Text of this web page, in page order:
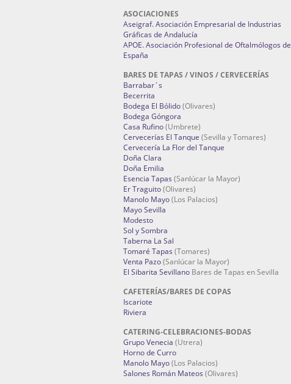
ASOCIACIONES
Aseigraf. Asociación Empresarial de Industrias
Gráficas de Andalucía
APOE. Asociación Profesional de Oftalmólogos de
España
BARES DE TAPAS / VINOS / CERVECERÍAS
Barrabar´s
Becerrita
Bodega El Bólido(Olivares)
Bodega Góngora
Casa Rufino(Umbrete)
Cervecerías El Tanque (Sevilla y Tomares)
Cervecería La Flor del Tanque
Doña Clara
Doña Emilia
Esencia Tapas (Sanlúcar la Mayor)
Er Traguito(Olivares)
Manolo Mayo(Los Palacios)
Mayo Sevilla
Modesto
Sol y Sombra
Taberna La Sal
Tomaré Tapas (Tomares)
Venta Pazo(Sanlúcar la Mayor)
El Sibarita Sevillano Bares de Tapas en Sevilla
CAFETERÍAS/BARES DE COPAS
Iscariote
Riviera
CATERING-CELEBRACIONES-BODAS
Grupo Venecia (Utrera)
Horno de Curro
Manolo Mayo(Los Palacios)
Salones Román Mateos (Olivares)